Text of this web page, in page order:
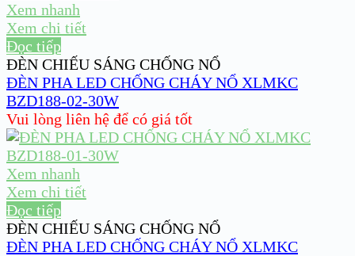
Xem nhanh
Xem chi tiết
Đọc tiếp
ĐÈN CHIẾU SÁNG CHỐNG NỔ
ĐÈN PHA LED CHỐNG CHÁY NỔ XLMKC
BZD188-02-30W
Vui lòng liên hệ để có giá tốt
Xem nhanh
Xem chi tiết
Đọc tiếp
ĐÈN CHIẾU SÁNG CHỐNG NỔ
ĐÈN PHA LED CHỐNG CHÁY NỔ XLMKC